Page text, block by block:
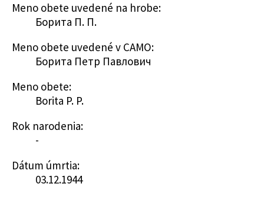
Meno obete uvedené na hrobe:
Борита П. П.
Meno obete uvedené v CAMO:
Борита Петр Павлович
Meno obete:
Borita P. P.
Rok narodenia:
-
Dátum úmrtia:
03.12.1944